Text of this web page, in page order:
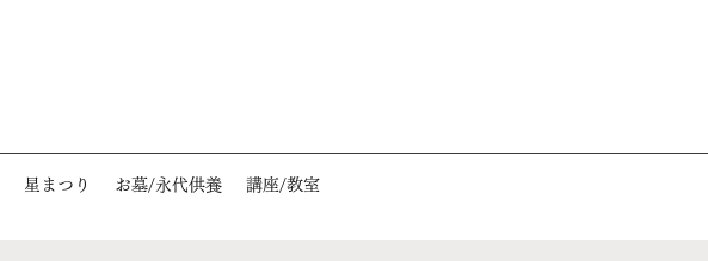
星まつり お墓/永代供養 講座/教室